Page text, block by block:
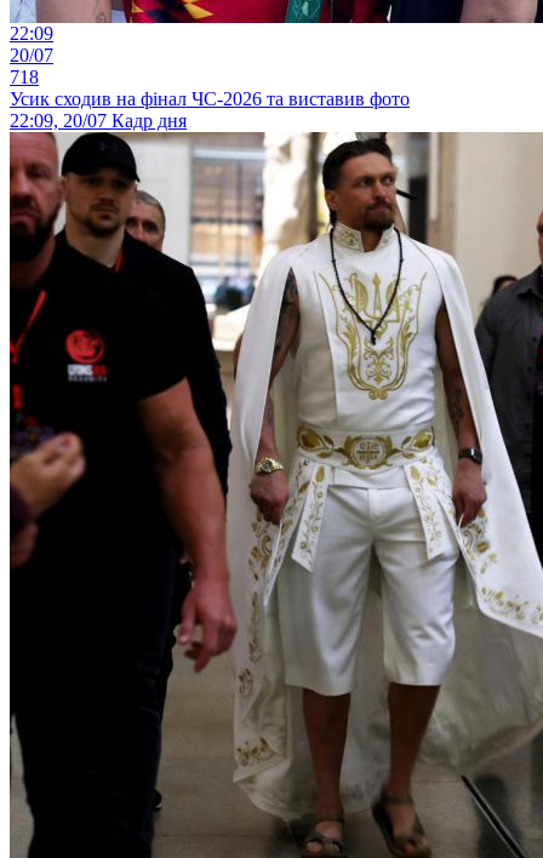
22:09
20/07
718
Усик сходив на фінал ЧС-2026 та виставив фото
22:09, 20/07 Кадр дня